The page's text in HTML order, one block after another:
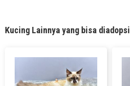
Kucing Lainnya yang bisa diadopsi